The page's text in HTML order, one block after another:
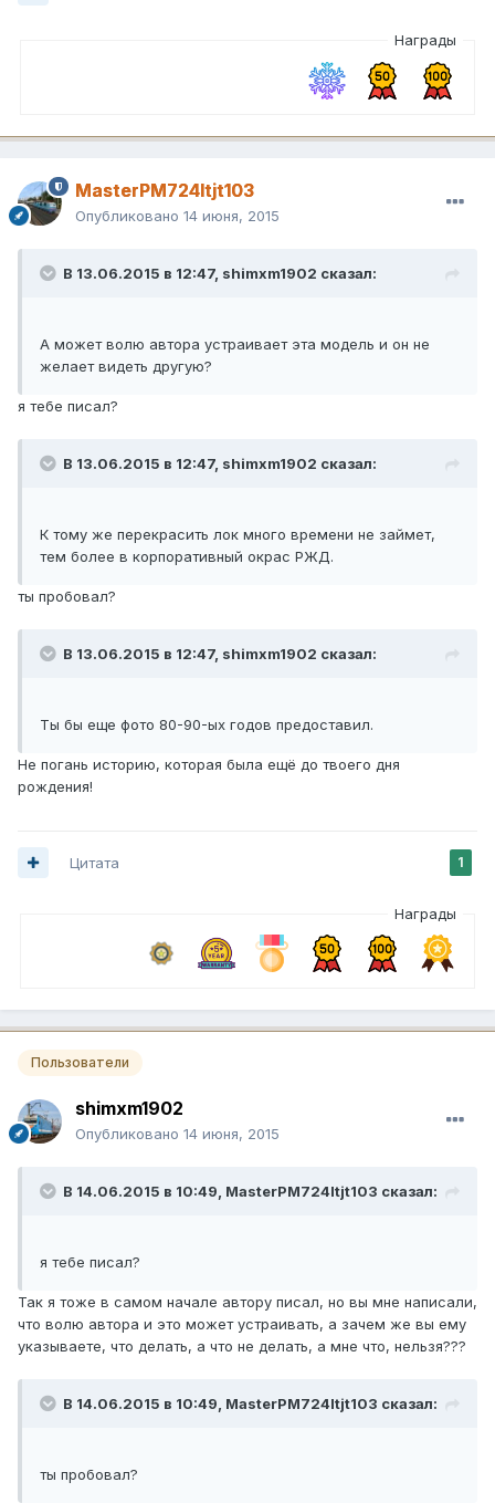
Награды
MasterPM724ltjt103
Опубликовано 14 июня, 2015
В 13.06.2015 в 12:47, shimxm1902 сказал:
А может волю автора устраивает эта модель и он не
желает видеть другую?
я тебе писал?
В 13.06.2015 в 12:47, shimxm1902 сказал:
К тому же перекрасить лок много времени не займет,
тем более в корпоративный окрас РЖД.
ты пробовал?
В 13.06.2015 в 12:47, shimxm1902 сказал:
Ты бы еще фото 80-90-ых годов предоставил.
Не погань историю, которая была ещё до твоего дня
рождения!
1
Цитата
Награды
Пользователи
shimxm1902
Опубликовано 14 июня, 2015
В 14.06.2015 в 10:49, MasterPM724ltjt103 сказал:
я тебе писал?
Так я тоже в самом начале автору писал, но вы мне написали,
что волю автора и это может устраивать, а зачем же вы ему
указываете, что делать, а что не делать, а мне что, нельзя???
В 14.06.2015 в 10:49, MasterPM724ltjt103 сказал:
ты пробовал?